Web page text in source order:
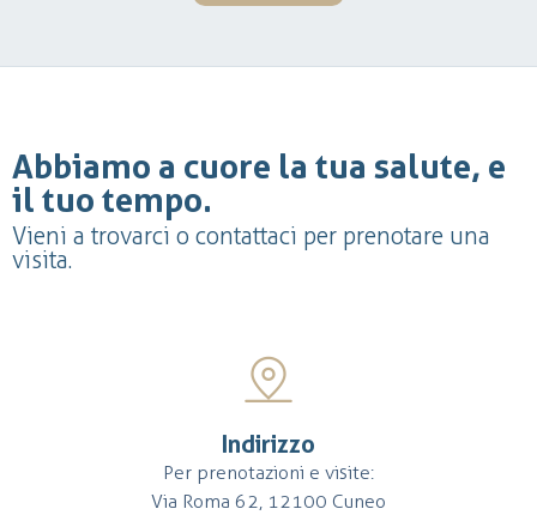
Abbiamo a cuore la tua salute, e
il tuo tempo.
Vieni a trovarci o contattaci per prenotare una
visita.
Indirizzo
Per prenotazioni e visite:
Via Roma 62, 12100 Cuneo